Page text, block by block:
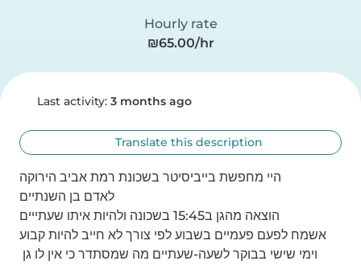
Hourly rate
₪65.00/hr
Last activity: 3 months ago
Translate this description
היי מחפשת בייביסיטר בשכונת רמת אביב הירוקה
לאדם בן השנתיים
הוצאה מהגן ב15:45 בשכונה ולהיות איתו שעתייים
אשמח לפעם פעמיים בשבוע לפי צורך לא חייב להיות קבוע